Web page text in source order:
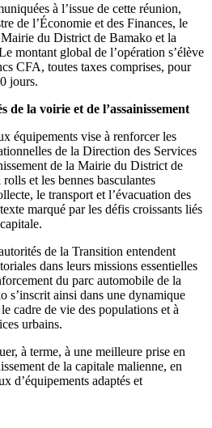
camions
pour
le
District
de
à l’issue de cette réunion,
de l’Économie et des Finances, le
du District de Bamako et la
montant global de l’opération s’élève
CFA, toutes taxes comprises, pour
jours.
de la voirie et de l’assainissement
équipements vise à renforcer les
de la Direction des Services
de la Mairie du District de
et les bennes basculantes
le transport et l’évacuation des
marqué par les défis croissants liés
de la Transition entendent
dans leurs missions essentielles
du parc automobile de la
s’inscrit ainsi dans une dynamique
cadre de vie des populations et à
urbains.
à terme, à une meilleure prise en
de la capitale malienne, en
d’équipements adaptés et